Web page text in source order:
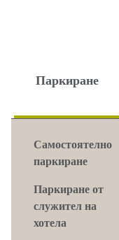
Паркиране
Самостоятелно
паркиране
Паркиране от
служител на
хотела